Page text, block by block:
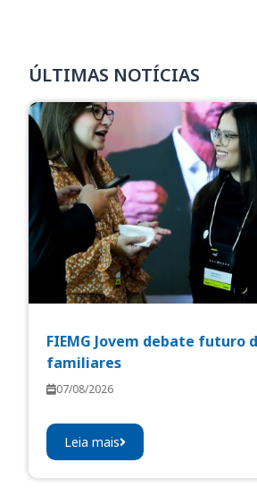
ÚLTIMAS NOTÍCIAS
FIEMG Jovem debate futuro
familiares
07/08/2026
Leia mais